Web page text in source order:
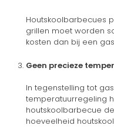
Houtskoolbarbecues
grillen moet worden
kosten dan bij een
Geen precieze
In tegenstelling tot
temperatuurregeling
houtskoolbarbecue
hoeveelheid